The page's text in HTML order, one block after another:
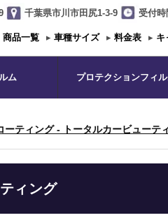
千葉県市川市田尻1-3-9 受付時
商品一覧 ▸ 車種サイズ ▸ 料金表 ▸ キ
ム プロテクションフィ
ーティング - トータルカービューテ
ィング